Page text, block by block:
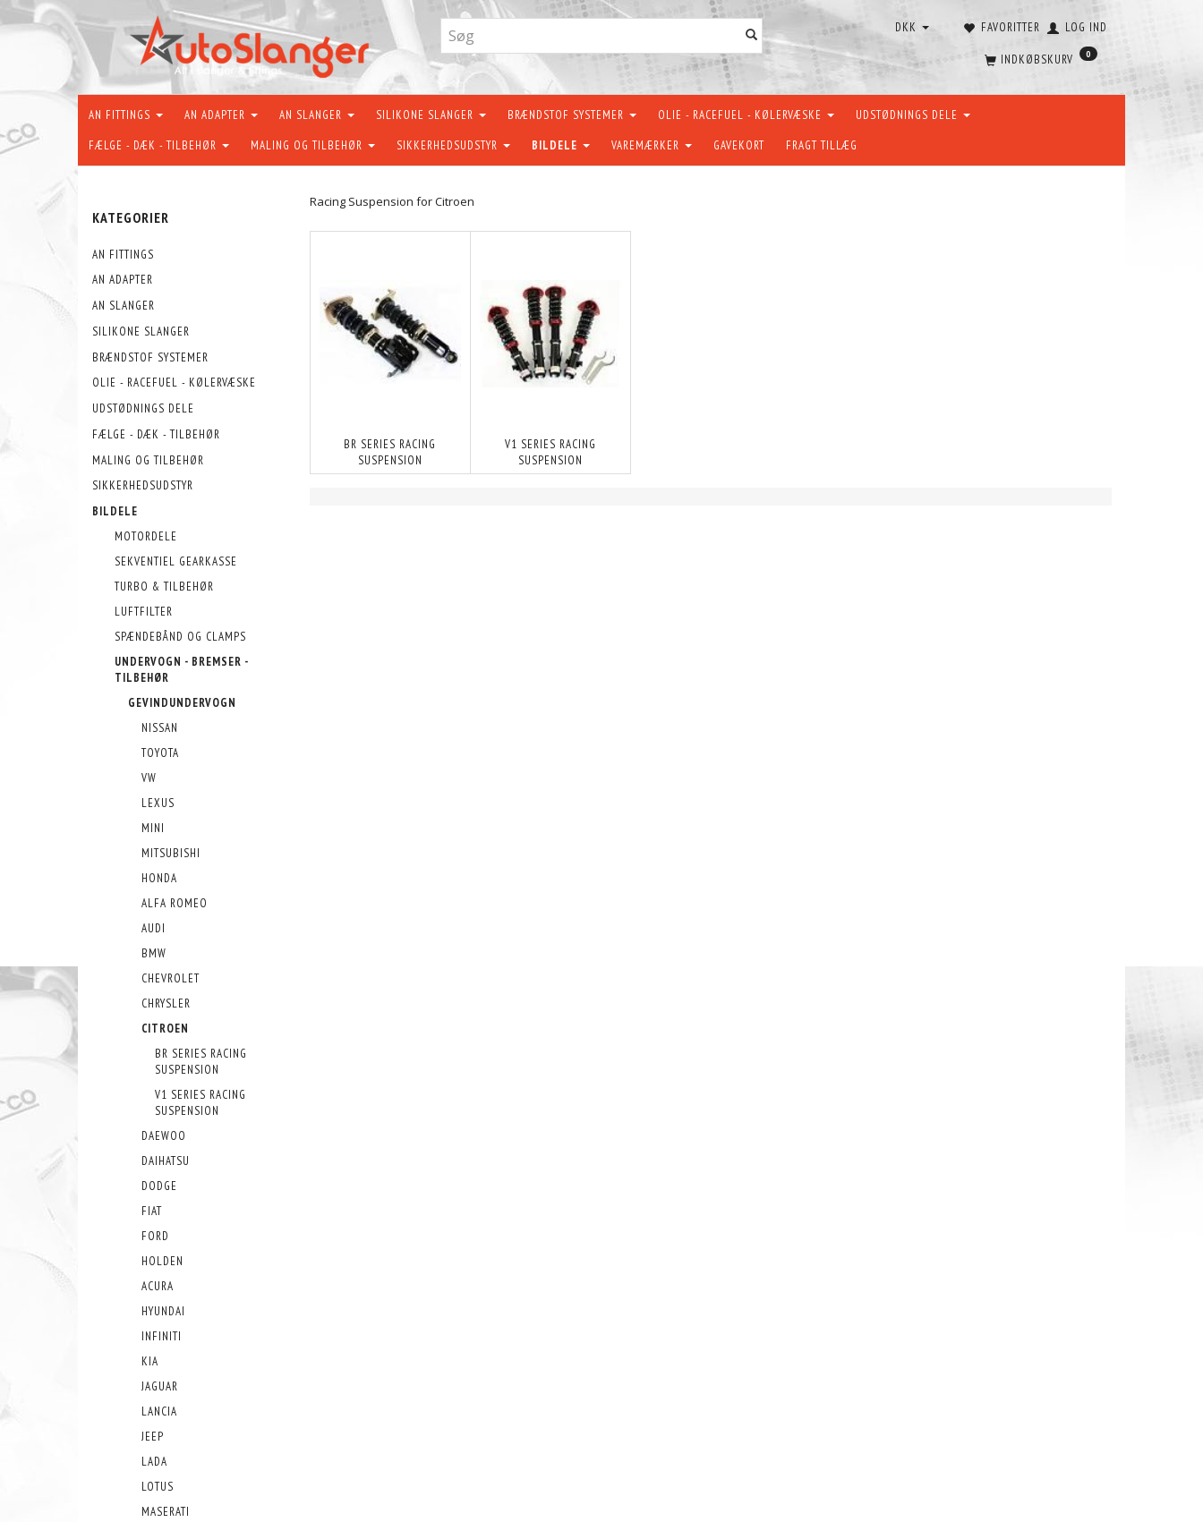
FAVORITTER LOG IND
DKK
INDKØBSKURV 0
AN FITTINGS AN ADAPTER AN SLANGER SILIKONE SLANGER BRÆNDSTOF SYSTEMER OLIE - RACEFUEL - KØLERVÆSKE UDSTØDNINGS DELE
FÆLGE - DÆK - TILBEHØR MALING OG TILBEHØR SIKKERHEDSUDSTYR BILDELE VAREMÆRKER GAVEKORT FRAGT TILLÆG
KATEGORIER
AN FITTINGS
AN ADAPTER
AN SLANGER
SILIKONE SLANGER
BRÆNDSTOF SYSTEMER
OLIE - RACEFUEL - KØLERVÆSKE
UDSTØDNINGS DELE
FÆLGE - DÆK - TILBEHØR
MALING OG TILBEHØR
SIKKERHEDSUDSTYR
BILDELE
MOTORDELE
SEKVENTIEL GEARKASSE
TURBO & TILBEHØR
LUFTFILTER
SPÆNDEBÅND OG CLAMPS
UNDERVOGN - BREMSER -
TILBEHØR
GEVINDUNDERVOGN
NISSAN
TOYOTA
VW
LEXUS
MINI
MITSUBISHI
HONDA
ALFA ROMEO
AUDI
BMW
CHEVROLET
CHRYSLER
CITROEN
BR SERIES RACING
SUSPENSION
V1 SERIES RACING
SUSPENSION
DAEWOO
DAIHATSU
DODGE
FIAT
FORD
HOLDEN
ACURA
HYUNDAI
INFINITI
KIA
JAGUAR
LANCIA
JEEP
LADA
LOTUS
MASERATI
Racing Suspension for Citroen
BR SERIES RACING
SUSPENSION
V1 SERIES RACING
SUSPENSION